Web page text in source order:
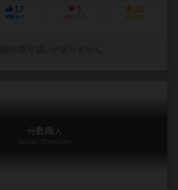
17
経験あり
3
お気に入り
32
持ってる
分数職人
Bunsu Shokunin